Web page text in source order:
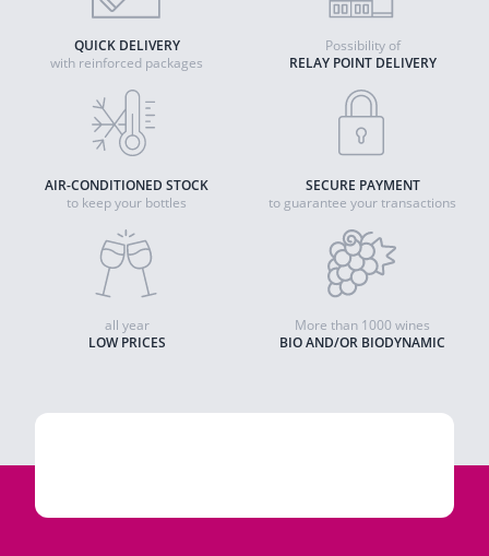
QUICK DELIVERY
with reinforced packages
RELAY POINT DELIVERY
Possibility of
AIR-CONDITIONED STOCK
to keep your bottles
SECURE PAYMENT
to guarantee your transactions
LOW PRICES
all year
BIO AND/OR BIODYNAMIC
More than 1000 wines